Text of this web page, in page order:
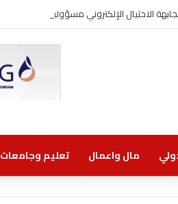
الاحتيال الإلكتروني مسؤولية مشتركة
مال واعمال تعليم وجامعات